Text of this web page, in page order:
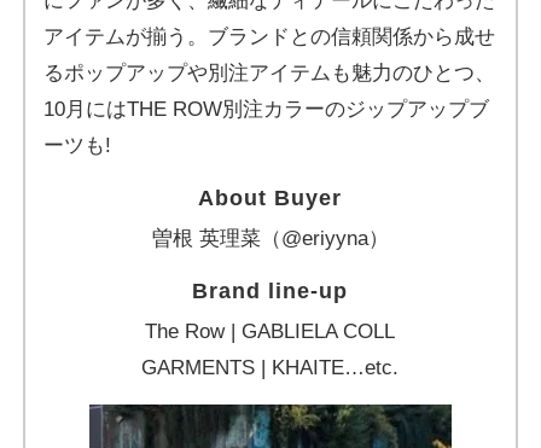
アイテムが揃う。ブランドとの信頼関係から成せ
るポップアップや別注アイテムも魅力のひとつ、
10月にはTHE ROW別注カラーのジップアップブ
ーツも!
About Buyer
曽根 英理菜（@eriyyna）
Brand line-up
The Row | GABLIELA COLL
GARMENTS | KHAITE…etc.